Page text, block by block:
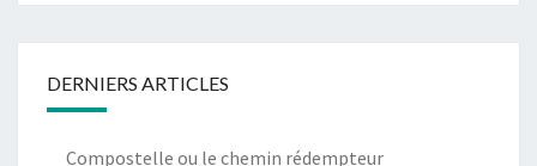
DERNIERS ARTICLES
Compostelle ou le chemin rédempteur